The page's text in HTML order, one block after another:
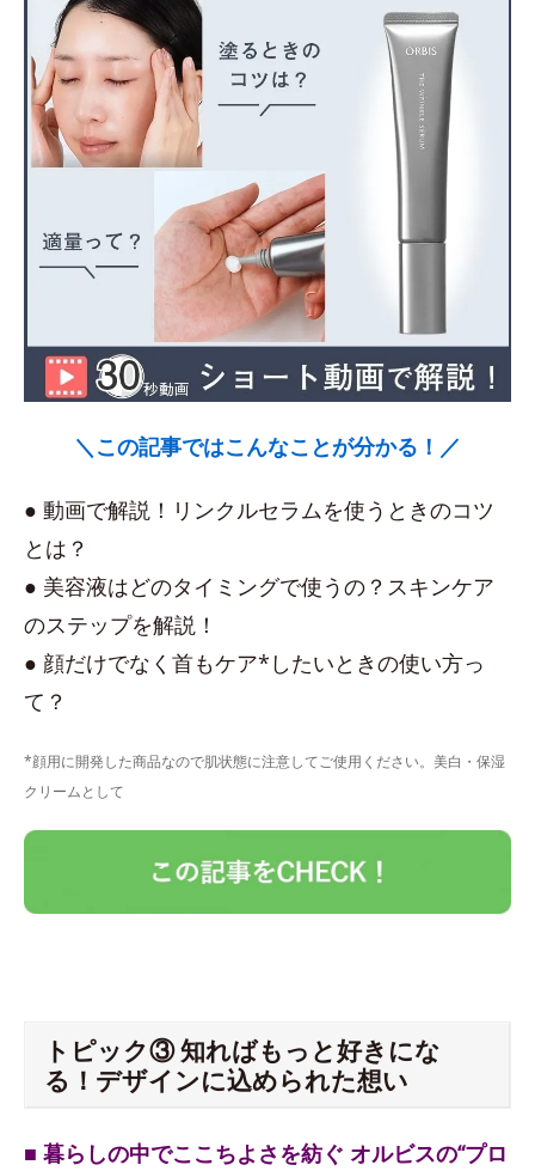
＼この記事ではこんなことが分かる！／
● 動画で解説！リンクルセラムを使うときのコツ
とは？
● 美容液はどのタイミングで使うの？スキンケア
のステップを解説！
● 顔だけでなく首もケア*したいときの使い方っ
て？
*顔用に開発した商品なので肌状態に注意してご使用ください。美白・保湿
クリームとして
トピック③ 知ればもっと好きにな
る！デザインに込められた想い
■ 暮らしの中でここちよさを紡ぐ オルビスの“プロ